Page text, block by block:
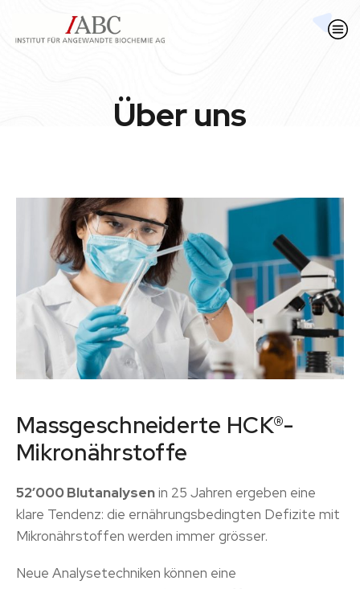
Über uns
Massgeschneiderte HCK®-
Mikronährstoffe​
52’000 Blutanalysenin 25 Jahren ergeben eine
klare Tendenz: die ernährungsbedingten Defizite mit
Mikronährstoffen werden immer grösser.
Neue Analysetechniken können eine